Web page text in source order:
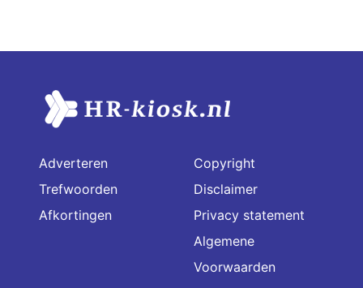
Adverteren
Trefwoorden
Afkortingen
Copyright
Disclaimer
Privacy statement
Algemene
Voorwaarden